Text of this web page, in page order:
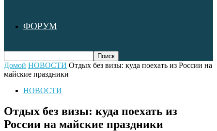
ФОРУМ
Домой НОВОСТИ Отдых без визы: куда поехать из России на
майские праздники
НОВОСТИ
Отдых без визы: куда поехать из
России на майские праздники